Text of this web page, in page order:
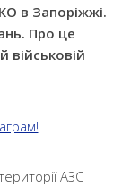
в Запоріжжі.
Про це
військовій
АЗС